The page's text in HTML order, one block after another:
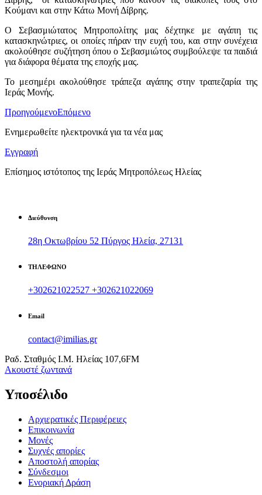
Κούμανι και στην Κάτω Μονή Δίβρης.
Ο Σεβασμιώτατος Μητροπολίτης μας δέχτηκε με αγάπη τις
κατασκηνώτριες, οι οποίες πήραν την ευχή του, και στην συνέχεια
ακολούθησε συζήτηση όπου ο Σεβασμιώτος συμβούλεψε τα παιδιά
για διάφορα θέματα της εποχής μας.
Το μεσημέρι ακολούθησε τράπεζα αγάπης στην τραπεζαρία της
Ιεράς Μονής.
ΠροηγούμενοΕπόμενο
Ενημερωθείτε ηλεκτρονικά για τα νέα μας
Εγγραφή
Επίσημος ιστότοπος της Ιεράς Μητροπόλεως Ηλείας
Διεύθυνση
28η Οκτωβρίου 52 Πύργος Ηλεία, 27131
ΤΗΛΕΦΩΝΟ
+302621022527 +302621022069
Email
contact@imilias.gr
Ραδ. Σταθμός Ι.Μ. Ηλείας 107,6FM
Aκουστέ ζωντανά
Υποσέλιδο
Αρχιερατικές Περιφέρειες
Επικοινωνία
Μονές
Συχνές απορίες
Αποστολή απορίας
Σύνδεσμοι
Ενοριακή Δράση